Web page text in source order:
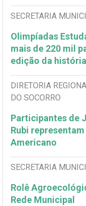
SECRETARIA
Olimpíadas
mais de 220 mil
edição da história
DIRETORIA
DO SOCORRO
Participantes de
Rubi
Americano
SECRETARIA
Rolê
Rede Municipal